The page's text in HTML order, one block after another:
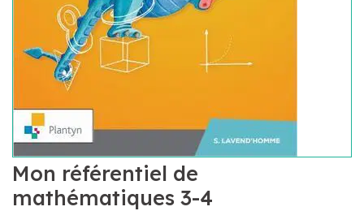
Mon référentiel de
mathématiques 3-4